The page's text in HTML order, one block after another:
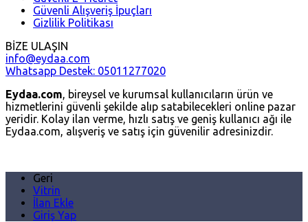
Güvenli Alışveriş İpuçları
Gizlilik Politikası
BİZE ULAŞIN
info@eydaa.com
Whatsapp Destek: 05011277020
Eydaa.com, bireysel ve kurumsal kullanıcıların ürün ve
hizmetlerini güvenli şekilde alıp satabilecekleri online pazar
yeridir. Kolay ilan verme, hızlı satış ve geniş kullanıcı ağı ile
Eydaa.com, alışveriş ve satış için güvenilir adresinizdir.
Geri
Vitrin
İlan Ekle
Giriş Yap